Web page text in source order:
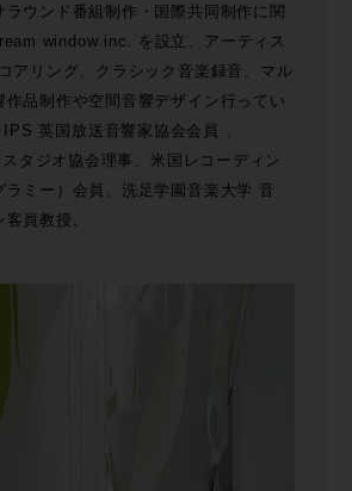
ウンド番組制作・国際共同制作に関
window inc. を設立、アーティス
アリング、クラシック音楽録音、マル
作品制作や空間音響デザイン行ってい
英国放送音響家協会会員 、
タジオ協会理事、米国レコーディン
ラミー）会員、洗足学園音楽大学 音
員教授。